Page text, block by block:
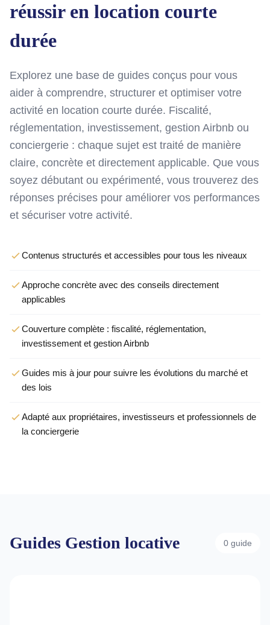
réussir en location courte
durée
Explorez une base de guides conçus pour vous
aider à comprendre, structurer et optimiser votre
activité en location courte durée. Fiscalité,
réglementation, investissement, gestion Airbnb ou
conciergerie : chaque sujet est traité de manière
claire, concrète et directement applicable. Que vous
soyez débutant ou expérimenté, vous trouverez des
réponses précises pour améliorer vos performances
et sécuriser votre activité.
Contenus structurés et accessibles pour tous les niveaux
Approche concrète avec des conseils directement
applicables
Couverture complète : fiscalité, réglementation,
investissement et gestion Airbnb
Guides mis à jour pour suivre les évolutions du marché et
des lois
Adapté aux propriétaires, investisseurs et professionnels de
la conciergerie
Guides Gestion locative 0 guide